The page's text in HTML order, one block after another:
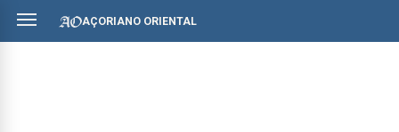
AÇORIANO ORIENTAL